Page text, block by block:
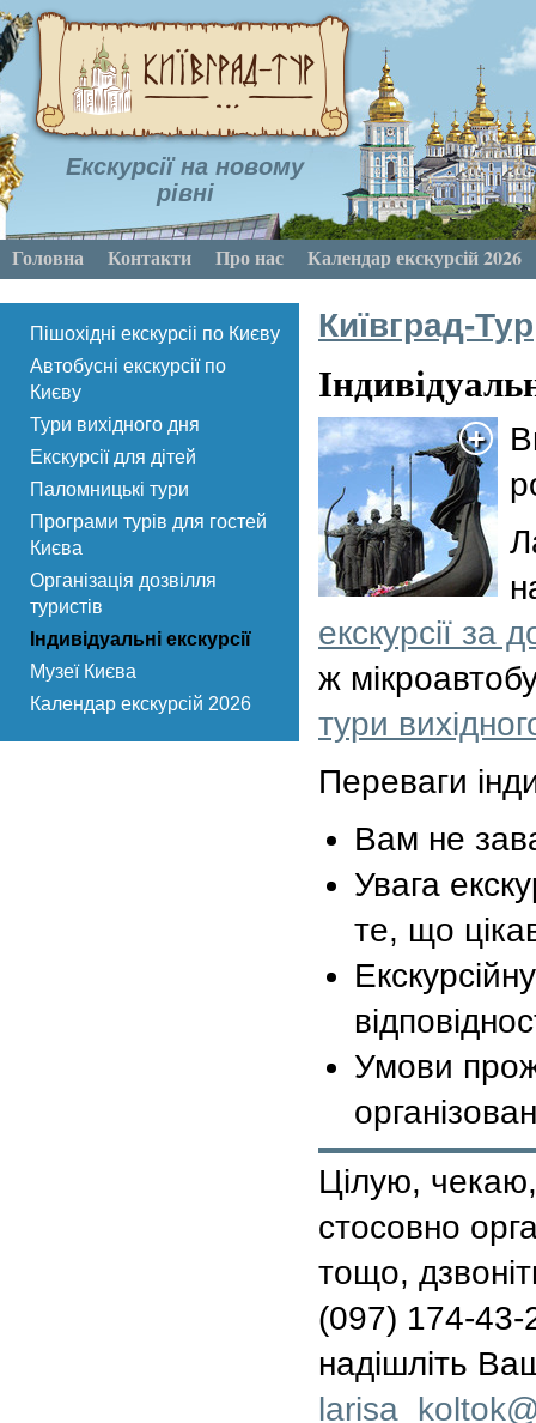
Екскурсії на новому
рівні
Головна Контакти Про нас Календар екскурсій 2026
Пішохідні екскурсіі по Києву
Автобусні екскурсії по
Києву
Тури вихідного дня
Екскурсії для дітей
Паломницькі тури
Програми турів для гостей
Києва
Організація дозвілля
туристів
Індивідуальні екскурсії
Музеї Києва
Календар екскурсій 2026
Київград-Тур
екскурсії за
ж
тури
Переваги
Вам не
Увага
те, що
Умови
Цілую,
стосовно
тощо,
(097) 174-
надішліть